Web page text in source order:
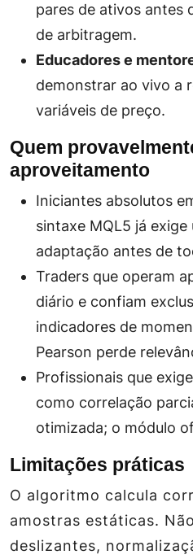
pares de ativos antes
de arbitragem.
Educadores e
demonstrar ao vivo a
variáveis de preço.
Quem
aproveitamento
Iniciantes absolutos
sintaxe MQL5 já exige
adaptação antes de
Traders que operam
diário e confiam
indicadores de
Pearson perde
Profissionais que
como correlação
otimizada; o módulo
Limitações práticas
O algoritmo calcula
amostras estáticas.
deslizantes,